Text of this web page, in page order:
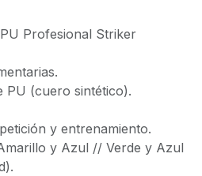
Profesional Striker
PU (cuero sintético).
y entrenamiento.
y Azul // Verde y Azul